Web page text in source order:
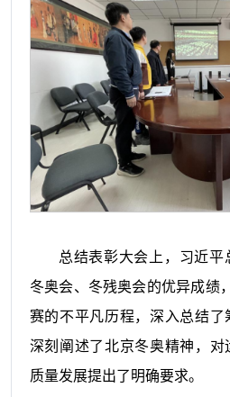
总结表彰大会上，习近平
冬奥会、冬残奥会的优异成绩
赛的不平凡历程，深入总结了
深刻阐述了北京冬奥精神，对
质量发展提出了明确要求。